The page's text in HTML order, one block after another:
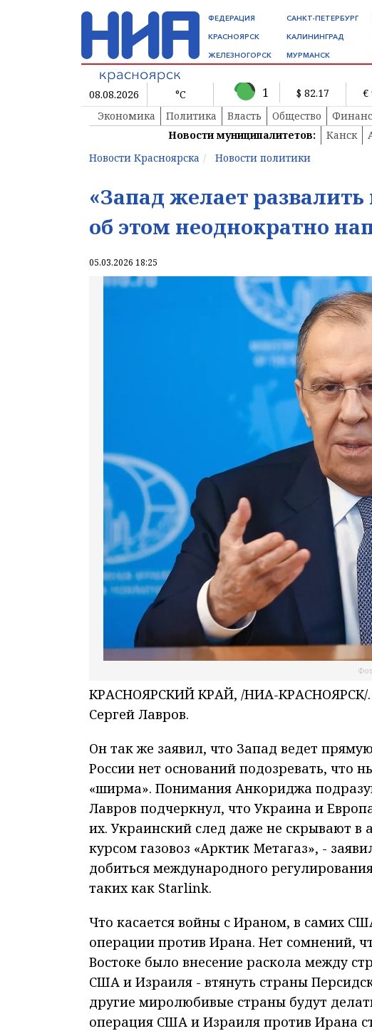
ФЕДЕРАЦИЯ
КРАСНОЯРСК
ЖЕЛЕЗНОГОРСК
САНКТ-ПЕТЕРБУРГ
КАЛИНИНГРАД
МУРМАНСК
08.08.2026 °C 1 $ 82.17 €
Экономика
Политика Власть Общество
Новости муниципалитетов:
Канск
Новости Красноярска
Новости политики
«Запад желает
об этом неоднократно
05.03.2026 18:25
КРАСНОЯРСКИЙ КРАЙ, /НИА-КРАСНОЯРСК/.
Сергей Лавров.
Он так же заявил, что Запад ведет
России нет оснований подозревать,
«ширма». Понимания Анкориджа
Лавров подчеркнул, что Украина и
их. Украинский след даже не скрывают в
курсом газовоз «Арктик Метагаз», -
добиться международного
таких как Starlink.
Что касается войны с Ираном, в самих
операции против Ирана. Нет сомнений,
Востоке было внесение раскола между
США и Израиля - втянуть страны
другие миролюбивые страны будут
операция США и Израиля против Ирана